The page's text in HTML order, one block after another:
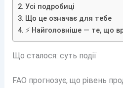
Усі подробиці
Що це означає для тебе
⚡ Найголовніше — те, що
Що сталося: суть події
FAO прогнозує, що рівень